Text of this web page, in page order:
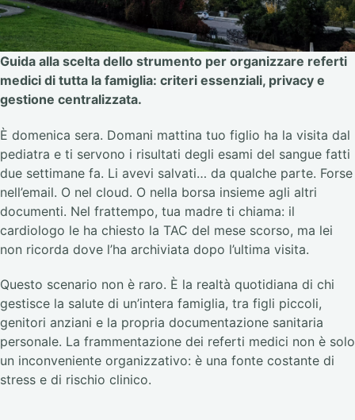
Guida alla scelta dello strumento per organizzare referti
medici di tutta la famiglia: criteri essenziali, privacy e
gestione centralizzata.
È domenica sera. Domani mattina tuo figlio ha la visita dal
pediatra e ti servono i risultati degli esami del sangue fatti
due settimane fa. Li avevi salvati… da qualche parte. Forse
nell’email. O nel cloud. O nella borsa insieme agli altri
documenti. Nel frattempo, tua madre ti chiama: il
cardiologo le ha chiesto la TAC del mese scorso, ma lei
non ricorda dove l’ha archiviata dopo l’ultima visita.
Questo scenario non è raro. È la realtà quotidiana di chi
gestisce la salute di un’intera famiglia, tra figli piccoli,
genitori anziani e la propria documentazione sanitaria
personale. La frammentazione dei referti medici non è solo
un inconveniente organizzativo: è una fonte costante di
stress e di rischio clinico.